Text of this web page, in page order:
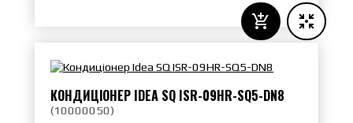
КОНДИЦІОНЕР IDEA SQ ISR-09HR-SQ5-DN8
(10000050)